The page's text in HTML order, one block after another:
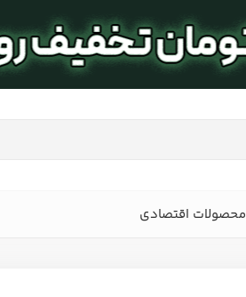
محصولات اقتصادی